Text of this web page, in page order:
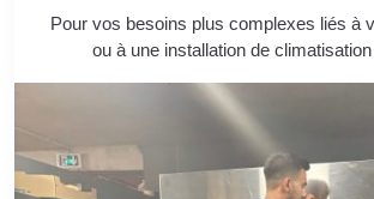
Pour vos besoins plus complexes liés à
ou à une installation de